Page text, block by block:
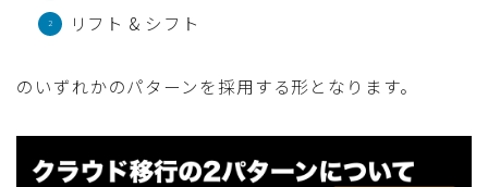
リフト & シフト
のいずれかのパターンを採用する形となります。